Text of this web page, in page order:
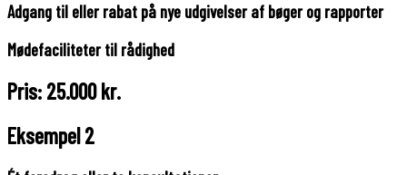
Adgang til eller rabat på nye udgivelser af bøger og rapporter
Mødefaciliteter til rådighed
Pris: 25.000 kr.
Eksempel 2